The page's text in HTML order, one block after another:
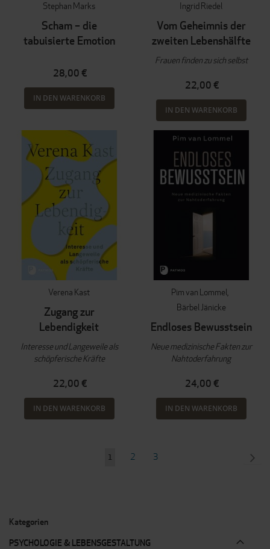
Stephan Marks
Scham – die
tabuisierte Emotion
28,00 €
IN DEN WARENKORB
Ingrid Riedel
Vom Geheimnis der
zweiten Lebenshälfte
Frauen finden zu sich selbst
22,00 €
IN DEN WARENKORB
Verena Kast
Zugang zur
Lebendigkeit
Interesse und Langeweile als
schöpferische Kräfte
22,00 €
IN DEN WARENKORB
Pim van Lommel
Bärbel Jänicke
Endloses Bewusstsein
Neue medizinische Fakten zur
Nahtoderfahrung
24,00 €
IN DEN WARENKORB
Sie
1 Seite
2 Seite
3
Kategorien
PSYCHOLOGIE & LEBENSGESTALTUNG